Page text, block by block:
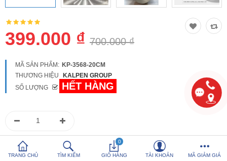
TRANG CHỦ TÌM KIẾM
0
GIỎ HÀNG TÀI KHOẢN MÃ GIẢM GIÁ
399.000 ₫ 700.000 ₫
MÃ SẢN PHẨM: KP-3568-20CM
THƯƠNG HIỆU
KALPEN GROUP
SỐ LƯỢNG
HẾT HÀNG
0986 588 655 để được tư vấn